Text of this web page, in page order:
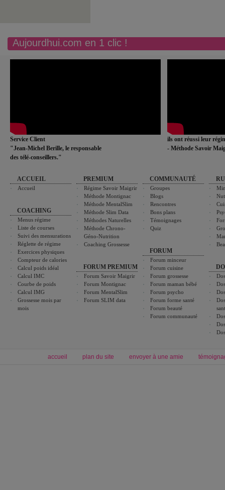
Aujourdhui.com en 1 clic !
Service Client
"Jean-Michel Berille, le responsable
des télé-conseillers."
ils ont réussi leur
- Méthode Savoir
ACCUEIL
Accueil
COACHING
Menus régime
Liste de courses
Suivi des mensurations
Réglette de régime
Exercices physiques
Compteur de calories
Calcul poids idéal
Calcul IMC
Courbe de poids
Calcul IMG
Grossesse mois par
mois
PREMIUM
Régime Savoir Maigrir
Méthode Montignac
Méthode MentalSlim
Méthode Slim Data
Méthodes Naturelles
Méthode Chrono-
Géno-Nutrition
Coaching Grossesse
FORUM PREMIUM
Forum Savoir Maigrir
Forum Montignac
Forum MentalSlim
Forum SLIM data
COMMUNAUTÉ
Groupes
Blogs
Rencontres
Bons plans
Témoignages
Quiz
FORUM
Forum minceur
Forum cuisine
Forum grossesse
Forum maman bébé
Forum psycho
Forum forme santé
Forum beauté
Forum communauté
accueil plan du site envoyer à une amie